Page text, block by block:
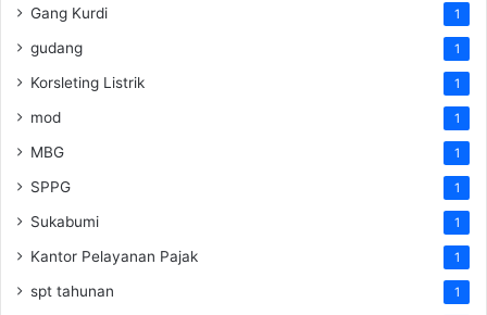
Gang Kurdi 1
gudang 1
Korsleting Listrik 1
mod 1
MBG 1
SPPG 1
Sukabumi 1
Kantor Pelayanan Pajak 1
spt tahunan 1